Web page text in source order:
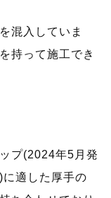
混入していま
持って施工でき
プ(2024年5月発
適した厚手の